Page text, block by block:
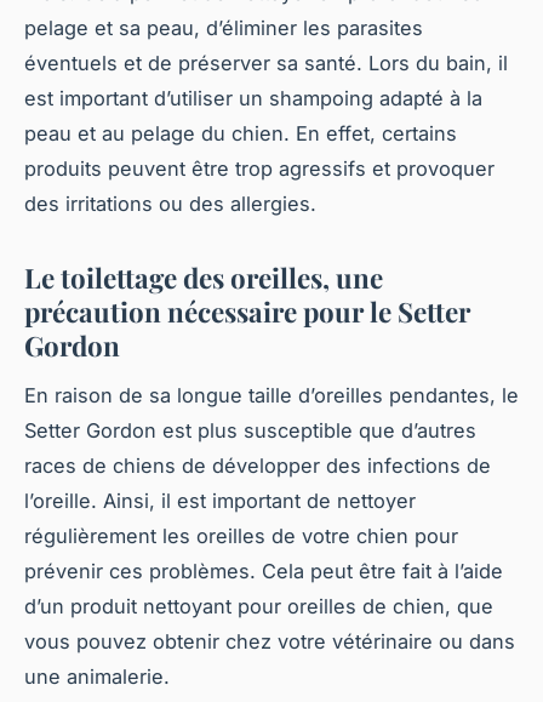
pelage et sa peau, d’éliminer les parasites
éventuels et de préserver sa santé. Lors du bain, il
est important d’utiliser un shampoing adapté à la
peau et au pelage du chien. En effet, certains
produits peuvent être trop agressifs et provoquer
des irritations ou des allergies.
Le toilettage des oreilles, une
précaution nécessaire pour le Setter
Gordon
En raison de sa longue taille d’oreilles pendantes, le
Setter Gordon est plus susceptible que d’autres
races de chiens de développer des infections de
l’oreille. Ainsi, il est important de nettoyer
régulièrement les oreilles de votre chien pour
prévenir ces problèmes. Cela peut être fait à l’aide
d’un produit nettoyant pour oreilles de chien, que
vous pouvez obtenir chez votre vétérinaire ou dans
une animalerie.